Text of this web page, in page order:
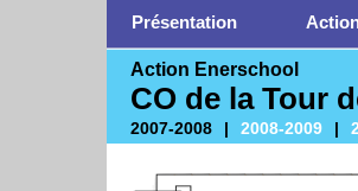
Présentation
Action Enerschool
CO de la Tour
2007-2008 | 2008-2009 |